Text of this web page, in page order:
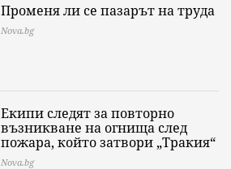
Променя ли се пазарът на труда
Nova.bg
Екипи следят за повторно
възникване на огнища след
пожара, който затвори „Тракия“
Nova.bg